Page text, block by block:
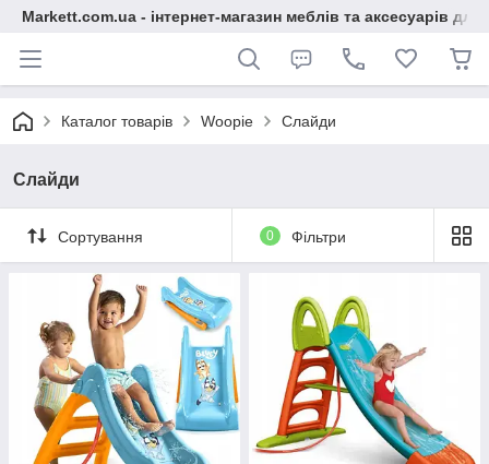
Markett.com.ua - інтернет-магазин меблів та аксесуарів для
Каталог товарів Woopie Слайди
Слайди
Сортування 0 Фільтри